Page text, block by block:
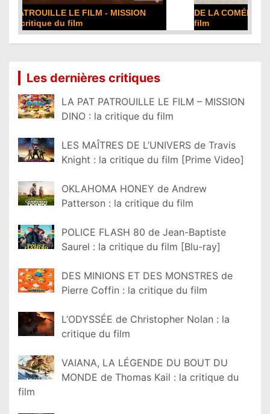
DE LA COMÉDIE-FRANÇAISE : la critique du
film
Les dernières critiques
LA PAT PATROUILLE LE FILM – MISSION
DINO : la critique du film
LES MAÎTRES DE L’UNIVERS de Travis
Knight : la critique du film [Prime Video]
OKLAHOMA HONEY de Andrew
Patterson : la critique du film
POLICE FLASH 80 de Jean-Baptiste
Saurel : la critique du film [Blu-ray]
DES MINIONS ET DES MONSTRES de
Pierre Coffin : la critique du film
L’ODYSSÉE de Christopher Nolan : la
critique du film
VAIANA, LA LÉGENDE DU BOUT DU
MONDE de Thomas Kail : la critique du
film